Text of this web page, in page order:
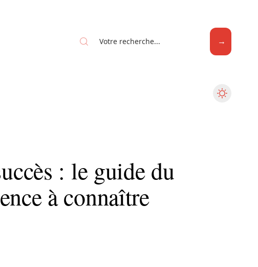
: le guide du
à connaître